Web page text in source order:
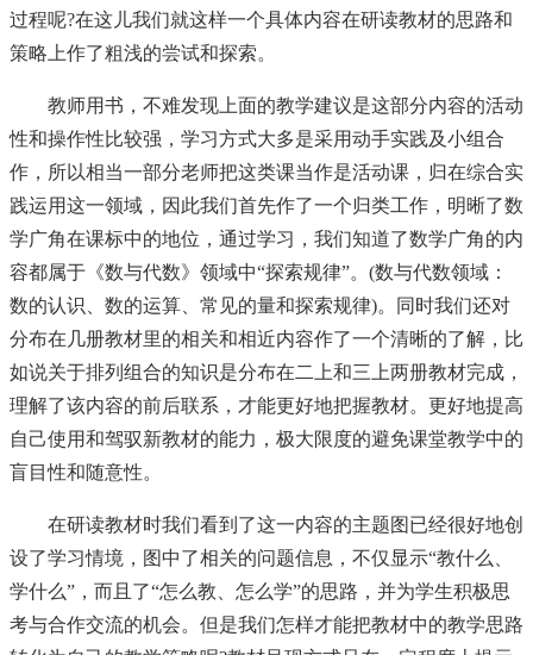
过程呢?在这儿我们就这样一个具体内容在研读教材的思路和
策略上作了粗浅的尝试和探索。
教师用书，不难发现上面的教学建议是这部分内容的活动
性和操作性比较强，学习方式大多是采用动手实践及小组合
作，所以相当一部分老师把这类课当作是活动课，归在综合实
践运用这一领域，因此我们首先作了一个归类工作，明晰了数
学广角在课标中的地位，通过学习，我们知道了数学广角的内
容都属于《数与代数》领域中“探索规律”。(数与代数领域：
数的认识、数的运算、常见的量和探索规律)。同时我们还对
分布在几册教材里的相关和相近内容作了一个清晰的了解，比
如说关于排列组合的知识是分布在二上和三上两册教材完成，
理解了该内容的前后联系，才能更好地把握教材。更好地提高
自己使用和驾驭新教材的能力，极大限度的避免课堂教学中的
盲目性和随意性。
在研读教材时我们看到了这一内容的主题图已经很好地创
设了学习情境，图中了相关的问题信息，不仅显示“教什么、
学什么”，而且了“怎么教、怎么学”的思路，并为学生积极思
考与合作交流的机会。但是我们怎样才能把教材中的教学思路